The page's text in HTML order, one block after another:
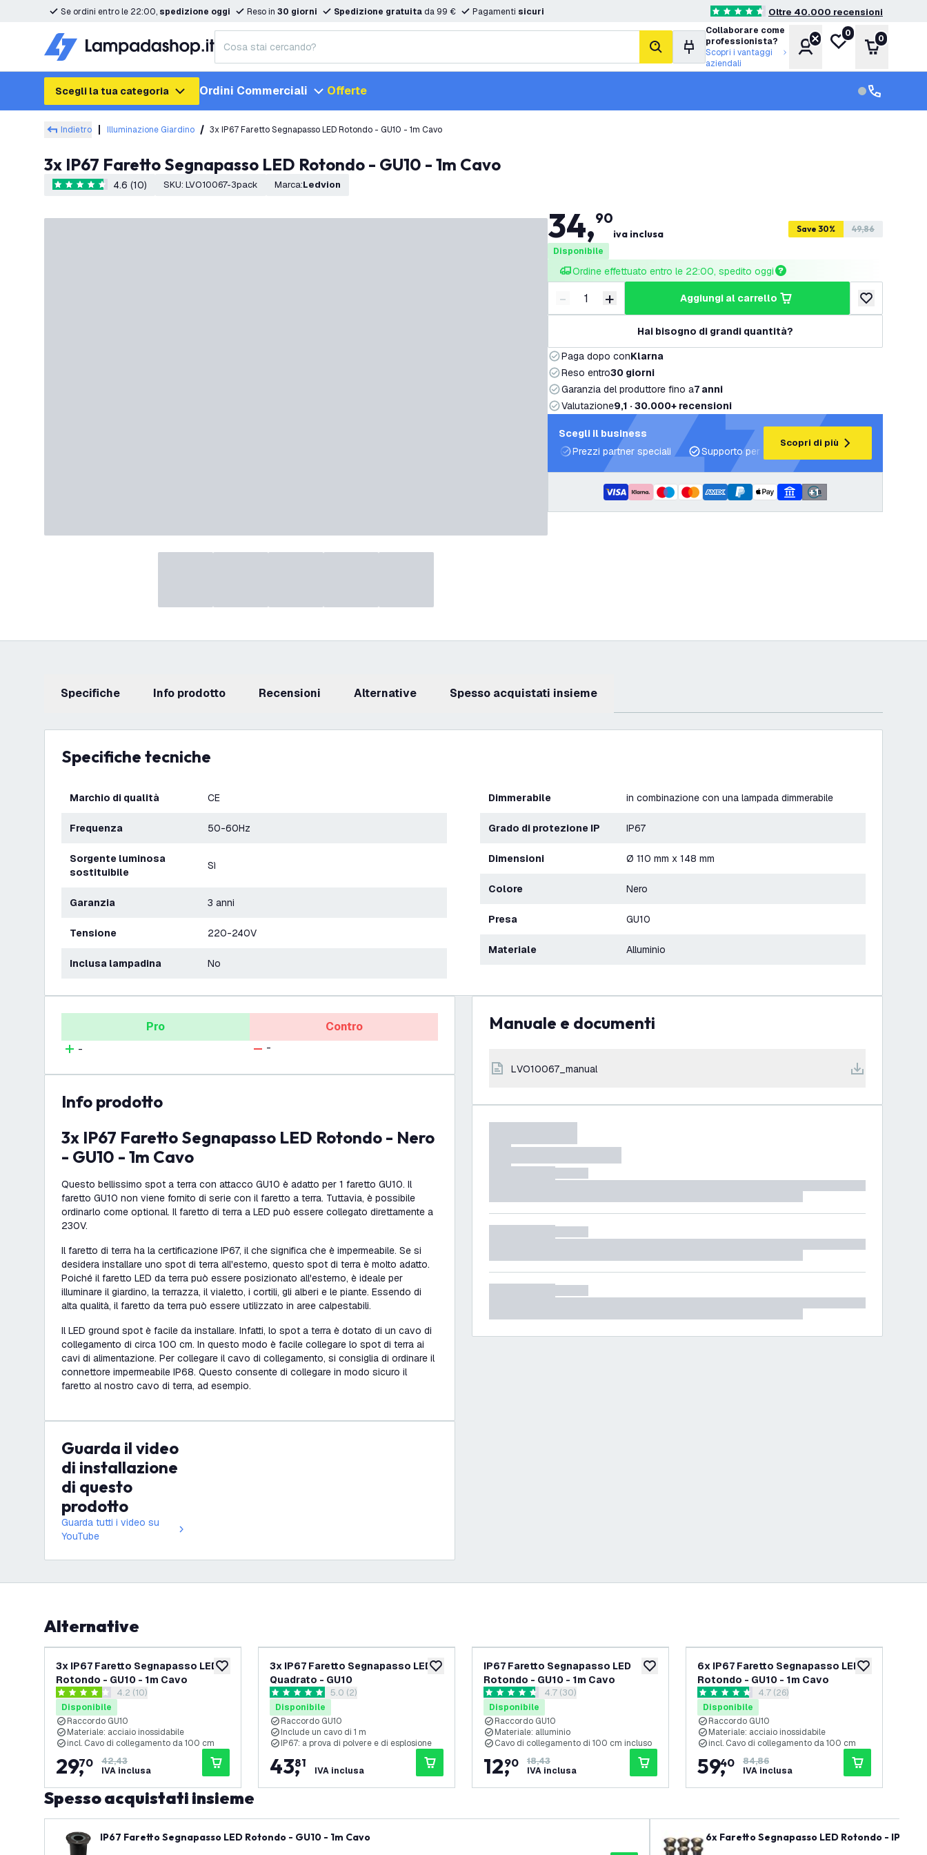
Se ordini entro le 22:00, spedizione oggi Reso in 30 giorni Spedizione gratuita da 99 € Pagamenti sicuri 4.6 stelle di valutazione
Oltre 40.000 recensioni
cerca
Collaborare come
professionista?
Scopri i vantaggi
aziendali
AccountLista desideri
0
Carrello
0
Scegli la tua categoria Ordini Commerciali Offerte Servizio
Assistenza
Indietro Illuminazione Giardino 3x IP67 Faretto Segnapasso LED Rotondo - GU10 - 1m Cavo
3x IP67 Faretto Segnapasso LED Rotondo - GU10 - 1m Cavo
4.6 stelle di valutazione
4.6 (10) SKU: LVO10067-3pack Marca: Ledvion
34,90
iva inclusa Save 30% 49,86
Disponibile
Ordine effettuato entro le 22:00, spedito oggi
Riduci quantità
- Aumenta quantità
+ aggiungi al carrello
aggiungi alla
Hai bisogno di grandi quantità?
Paga dopo conKlarna
Reso entro30 giorni
Garanzia del produttore fino a7 anni
Valutazione9,1 · 30.000+ recensioni
Scegli il business
Prezzi partner speciali
Supporto per progetti e piani di illuminazione
Scopri di più
+1
Specifiche info prodotto recensioni Alternative Spesso acquistati insieme
Specifiche tecniche
Marchio di qualità CE
Frequenza 50-60Hz
Sorgente luminosa
sostituibile
Sì
Garanzia 3 anni
Tensione 220-240V
Inclusa lampadina No
Dimmerabile in combinazione con una lampada dimmerabile
Grado di protezione IP IP67
Dimensioni Ø 110 mm x 148 mm
Colore Nero
Presa GU10
Materiale Alluminio
Pro
-
Contro
-
info prodotto
3x IP67 Faretto Segnapasso LED Rotondo - Nero
- GU10 - 1m Cavo
Questo bellissimo spot a terra con attacco GU10 è adatto per 1 faretto GU10. Il
faretto GU10 non viene fornito di serie con il faretto a terra. Tuttavia, è possibile
ordinarlo come optional. Il faretto di terra a LED può essere collegato direttamente a
230V.
Il faretto di terra ha la certificazione IP67, il che significa che è impermeabile. Se si
desidera installare uno spot di terra all'esterno, questo spot di terra è molto adatto.
Poiché il faretto LED da terra può essere posizionato all'esterno, è ideale per
illuminare il giardino, la terrazza, il vialetto, i cortili, gli alberi e le piante. Essendo di
alta qualità, il faretto da terra può essere utilizzato in aree calpestabili.
Il LED ground spot è facile da installare. Infatti, lo spot a terra è dotato di un cavo di
collegamento di circa 100 cm. In questo modo è facile collegare lo spot di terra ai
cavi di alimentazione. Per collegare il cavo di collegamento, si consiglia di ordinare il
connettore impermeabile IP68. Questo consente di collegare in modo sicuro il
faretto al nostro cavo di terra, ad esempio.
Guarda il video
di installazione
di questo
prodotto
Guarda tutti i video su
YouTube
Manuale e documenti
LVO10067_manual
Alternative
aggiungi alla lista desideri
3x IP67 Faretto Segnapasso LED
Rotondo - GU10 - 1m Cavo
apri il cassetto delle recensioni
4.2 stelle di valutazione
4.2 (10)
Disponibile
Raccordo GU10
Materiale: acciaio inossidabile
incl. Cavo di collegamento da 100 cm
29,
70
42,43
IVA inclusa
aggiungi alla lista desideri
3x IP67 Faretto Segnapasso LED
Quadrato - GU10
apri il cassetto delle recensioni
5 stelle di valutazione
5.0 (2)
Disponibile
Raccordo GU10
Include un cavo di 1 m
IP67: a prova di polvere e di esplosione
43,
81
IVA inclusa
aggiungi alla lista desideri
IP67 Faretto Segnapasso LED
Rotondo - GU10 - 1m Cavo
apri il cassetto delle recensioni
4.7 stelle di valutazione
4.7 (30)
Disponibile
Raccordo GU10
Materiale: alluminio
Cavo di collegamento di 100 cm incluso
12,
90
18,43
IVA inclusa
aggiungi alla
6x IP67 Faretto Segnapasso LED
Rotondo - GU10 - 1m Cavo
apri il cassetto delle recensioni
4.7 stelle di valutazione
4.7 (26)
Disponibile
Raccordo GU10
Materiale: acciaio inossidabile
incl. Cavo di collegamento da 100 cm
59,
40
84,86
IVA inclusa
Spesso acquistati insieme
IP67 Faretto Segnapasso LED Rotondo - GU10 - 1m Cavo 6x Faretto Segnapasso LED Rotondo - IP67